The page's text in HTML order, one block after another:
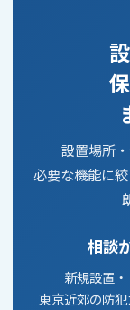
を拒否する
サイトの一
10. 個
について、
去、第三者
ンターは、
き対応でき
を説明する
設置場所
必要な機能に
相談
新規設置
東京近郊の防犯